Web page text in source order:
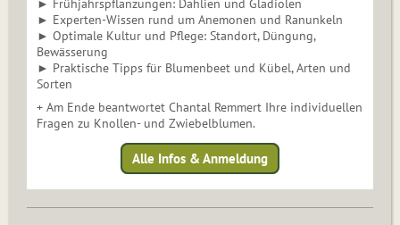
► Frühjahrspflanzungen: Dahlien und Gladiolen
► Experten-Wissen rund um Anemonen und Ranunkeln
► Optimale Kultur und Pflege: Standort, Düngung,
Bewässerung
► Praktische Tipps für Blumenbeet und Kübel, Arten und
Sorten
+ Am Ende beantwortet Chantal Remmert Ihre individuellen
Fragen zu Knollen- und Zwiebelblumen.
Alle Infos & Anmeldung